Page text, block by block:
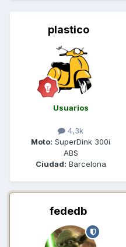
plastico
Usuarios
4,3k
Moto: SuperDink 300i
ABS
Ciudad: Barcelona
fededb